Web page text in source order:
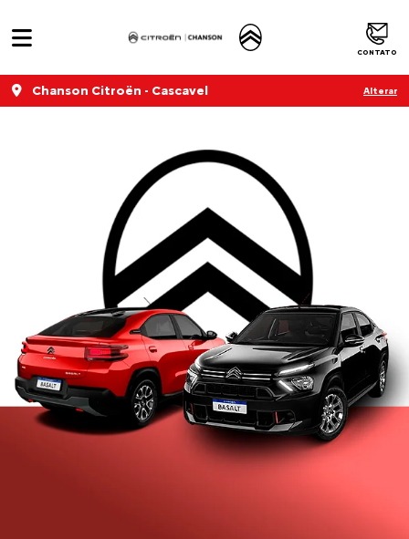
CONTATO
Chanson Citroën - Cascavel Alterar